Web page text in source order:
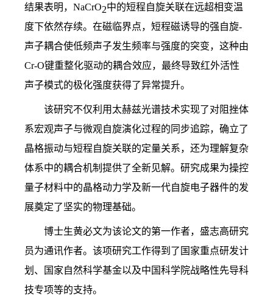
结果表明， NaCrO2中的短程自旋关联在远超相变温
度下依然存续。在磁临界点，短程磁诱导的强自旋-
声子耦合使低频声子发生频率与强度的突变，这种由
Cr-O键重整化驱动的耦合效应，最终导致红外活性
声子模式的极化强度获得了异常提升。
该研究不仅利用太赫兹光谱技术实现了对阻挫体
系宏观声子与微观自旋演化过程的同步追踪，确立了
晶格振动与短程自旋关联的定量关系，还为理解复杂
体系中的耦合机制提供了全新见解。研究成果为操控
量子材料中的晶格动力学及新一代自旋电子器件的发
展奠定了坚实的物理基础。
博士生黄必文为该论文的第一作者，盛志高研究
员为通讯作者。该项研究工作得到了国家重点研发计
划、国家自然科学基金以及中国科学院战略性先导科
技专项等的支持。